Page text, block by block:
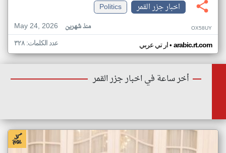
اخبار جزر القمر
Politics
May 24, 2026
منذ شهرين OX58UY
ار تي عربي• arabic.rt.com عدد الكلمات: ٣٢٨
أخر ساعة في اخبار جزر القمر